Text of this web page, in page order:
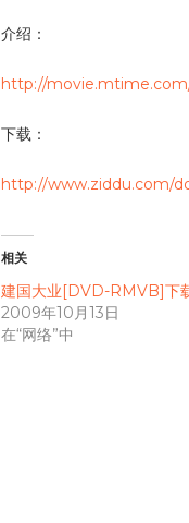
介绍：
http://
下载：
http://www.ziddu.com/
相关
建国大业[DVD-RMVB]下
2009年10月13日
在“网络”中